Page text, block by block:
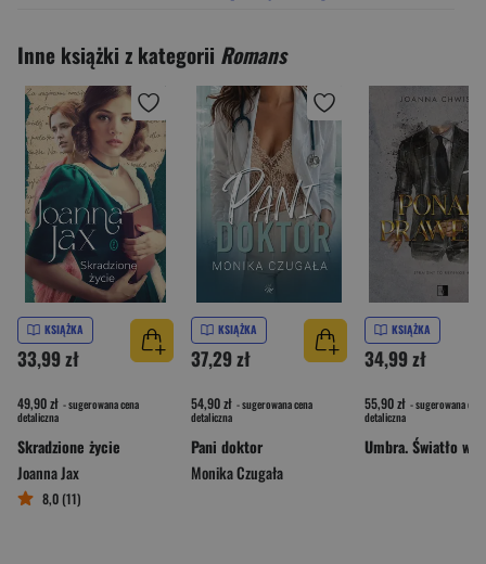
Inne książki z kategorii Romans
KSIĄŻKA
33,99 zł
49,90 zł - sugerowana cena
detaliczna
Skradzione życie
Joanna Jax
8,0 (11)
KSIĄŻKA
37,29 zł
54,90 zł - sugerowana cena
detaliczna
Pani doktor
Monika Czugała
KSIĄŻKA
34,99 zł
55,90 zł - sugerowana cena
detaliczna